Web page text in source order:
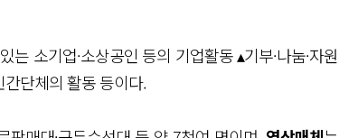
소기업·소상공인 등의 기업활동 ▴기부·나눔·자원
단체의 활동 등이다.